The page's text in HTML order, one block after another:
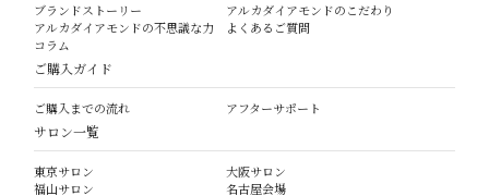
ブランドストーリー
アルカダイアモンドのこだわり
アルカダイアモンドの不思議な力
よくあるご質問
コラム
ご購入ガイド
ご購入までの流れ アフターサポート
サロン一覧
東京サロン
大阪サロン
福山サロン
名古屋会場